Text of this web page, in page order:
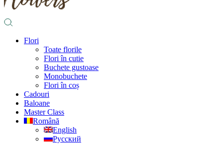
Flori
Toate florile
Flori în cutie
Buchete gustoase
Monobuchete
Flori în coș
Cadouri
Baloane
Master Class
Română
English
Русский